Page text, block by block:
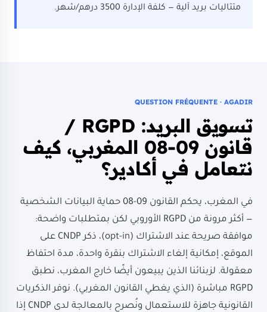
متتاليات بريد آلية — كلفة الإدارة 3500 درهم/شهر.
QUESTION FRÉQUENTE · AGADIR
تسويق البريد: RGPD /
قانون 09-08 المغربي، كيف
نتعامل في أكادير؟
في المغرب، يحكم القانون 09-08 حماية البيانات الشخصية
— أكثر مرونة من RGPD الأوروبي لكن بمتطلبات واضحة:
موافقة صريحة عند الاشتراك (opt-in)، ذكر CNDP على
الموقع، إمكانية إلغاء الاشتراك بنقرة واحدة، مدة احتفاظ
معقولة. لزبنائنا الذين يبيعون أيضًا خارج المغرب، نطبق
RGPD مباشرة (الذي يغطي القانون المغربي). نوفر الذكريات
القانونية جاهزة للاستعمال ونُصرح بالمعالجة لدى CNDP إذا